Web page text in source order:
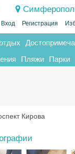
Вход Регистрация
Пляжи Парки
Кирова